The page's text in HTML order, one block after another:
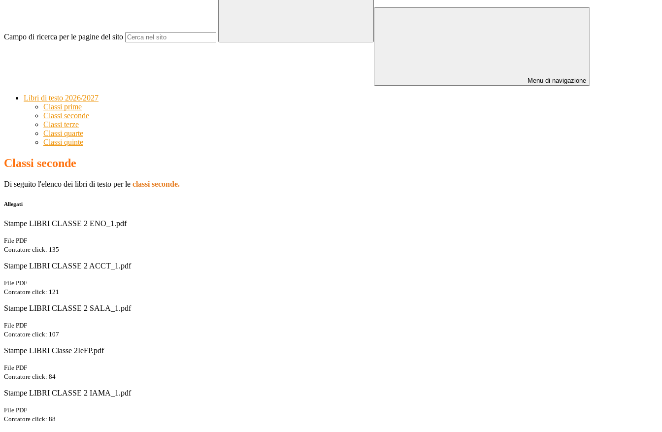
Campo di ricerca per le pagine del sito
Menu di navigazione
Libri di testo 2026/2027
Classi prime
Classi seconde
Classi terze
Classi quarte
Classi quinte
Classi seconde
Di seguito l'elenco dei libri di testo per le classi seconde.
Allegati
Stampe LIBRI CLASSE 2 ENO_1.pdf
File PDF
Contatore click: 135
Stampe LIBRI CLASSE 2 ACCT_1.pdf
File PDF
Contatore click: 121
Stampe LIBRI CLASSE 2 SALA_1.pdf
File PDF
Contatore click: 107
Stampe LIBRI Classe 2IeFP.pdf
File PDF
Contatore click: 84
Stampe LIBRI CLASSE 2 IAMA_1.pdf
File PDF
Contatore click: 88